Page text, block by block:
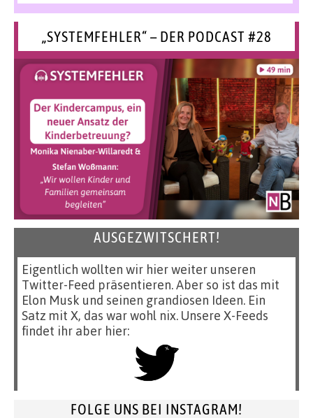
„SYSTEMFEHLER“ – DER PODCAST #28
AUSGEZWITSCHERT!
Eigentlich wollten wir hier weiter unseren
Twitter-Feed präsentieren. Aber so ist das mit
Elon Musk und seinen grandiosen Ideen. Ein
Satz mit X, das war wohl nix. Unsere X-Feeds
findet ihr aber hier:
FOLGE UNS BEI INSTAGRAM!